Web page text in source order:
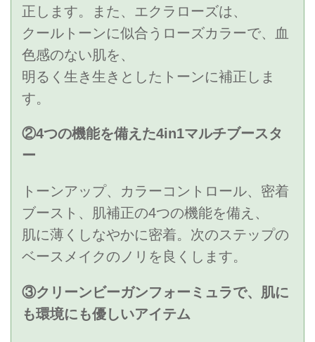
正します。また、エクラローズは、
クールトーンに似合うローズカラーで、血
色感のない肌を、
明るく生き生きとしたトーンに補正しま
す。
②4つの機能を備えた4in1マルチブースタ
ー
トーンアップ、カラーコントロール、密着
ブースト、肌補正の4つの機能を備え、
肌に薄くしなやかに密着。次のステップの
ベースメイクのノリを良くします。
③クリーンビーガンフォーミュラで、肌に
も環境にも優しいアイテム